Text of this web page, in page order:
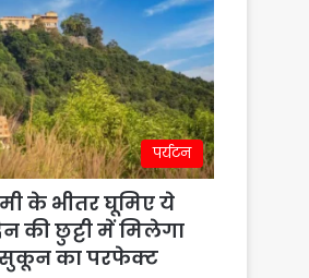
पर्यटन
के भीतर घूमिए ये
की छुट्टी में मिलेगा
का परफेक्ट